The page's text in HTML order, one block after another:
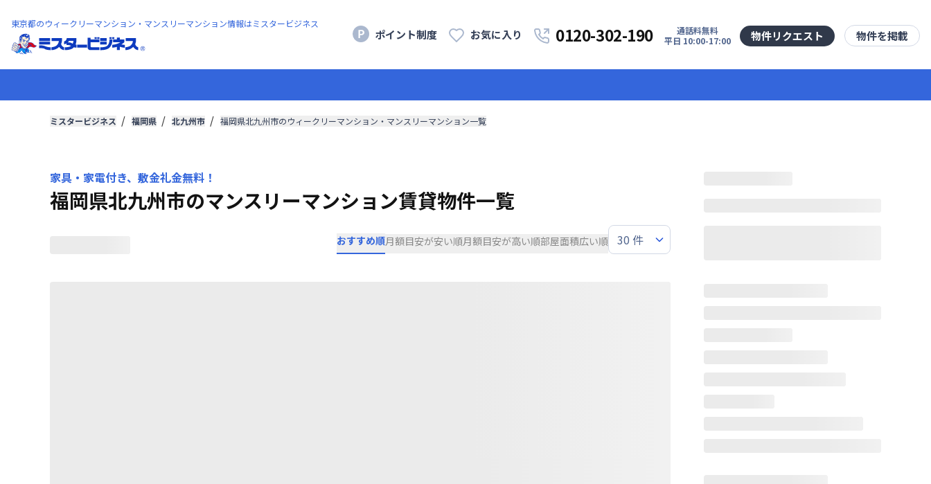
東京都のウィークリーマンション・マンスリーマンション情報はミスタービジネス
ポイント制度 お気に入り 0120-302-190
通話料無料
平日 10:00-17:00
物件リクエスト 物件を掲載
ミスタービジネス 福岡県 北九州市 福岡県北九州市のウィークリーマンション・マンスリーマンション一覧
家具・家電付き、敷金礼金無料！
福岡県北九州市のマンスリーマンション賃貸物件一覧
おすすめ順月額目安が安い順月額目安が高い順部屋面積広い順